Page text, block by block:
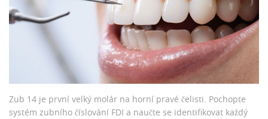
Zub 14 je první velký molár na horní pravé čelisti. Pochopte
systém zubního číslování FDI a naučte se identifikovat každý